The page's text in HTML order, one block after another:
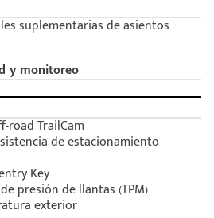
suplementarias de asientos
y monitoreo
road TrailCam
de estacionamiento
Key
presión de llantas (TPM)
exterior